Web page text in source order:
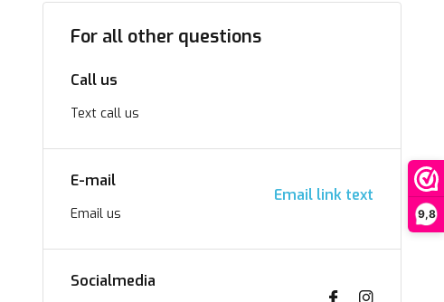
9,8
For all other questions
Call us
Text call us
E-mail
Email us
Email link text
Socialmedia